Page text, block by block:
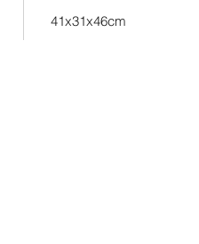
41x31x46cm